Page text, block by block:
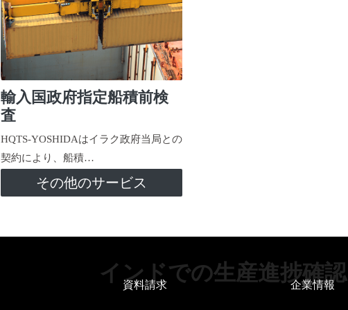
輸入国政府指定船積前検
査
HQTS-YOSHIDAはイラク政府当局との
契約により、船積…
その他のサービス
インドでの生産進捗確認
資料請求 企業情報